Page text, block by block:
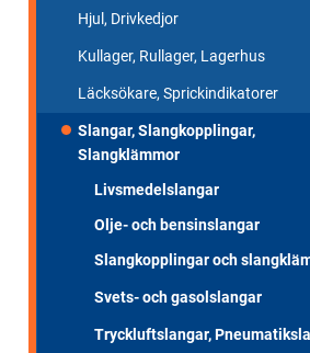
Hjul, Drivkedjor
Kullager, Rullager, Lagerhus
Läcksökare, Sprickindikatorer
Slangar, Slangkopplingar,
Slangklämmor
Livsmedelslangar
Olje- och bensinslangar
Slangkopplingar och
Svets- och gasolslangar
Tryckluftslangar,